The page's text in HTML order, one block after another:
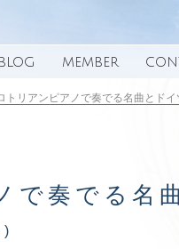
BLOG MEMBER
トリアンピアノで奏でる名曲とド
で奏でる名